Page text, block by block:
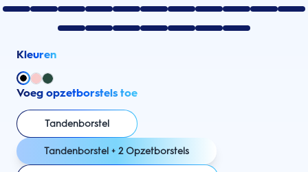
Kleuren
Voeg opzetborstels toe
Tandenborstel
Tandenborstel + 2 Opzetborstels